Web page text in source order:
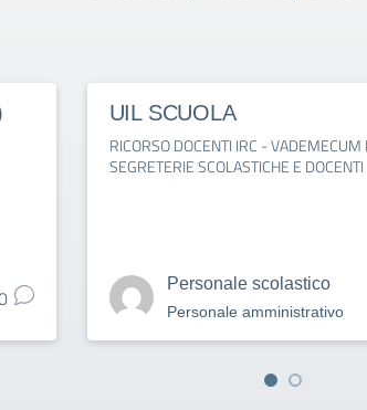
UIL SCUOLA
RICORSO DOCENTI IRC - VADEMECUM
SEGRETERIE SCOLASTICHE E DOCENTI
Personale scolastico
Personale amministrativo